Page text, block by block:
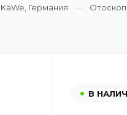
Германия
В